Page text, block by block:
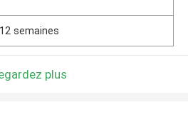
semaines
plus